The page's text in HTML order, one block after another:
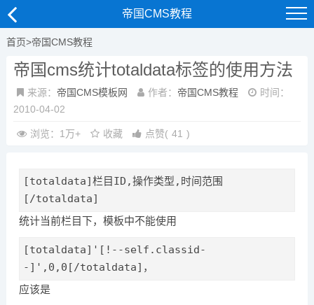
帝国CMS教程
首页>帝国CMS教程
帝国cms统计totaldata标签的使用方法
来源： 帝国CMS模板网 作者： 帝国CMS教程
时间：
2010-04-02
浏览：1万+ 收藏 点赞( 41 )
[totaldata]栏目ID,操作类型,时间范围
[/totaldata]
统计当前栏目下，模板中不能使用
[totaldata]'[!--self.classid-
-]',0,0[/totaldata]，
应该是